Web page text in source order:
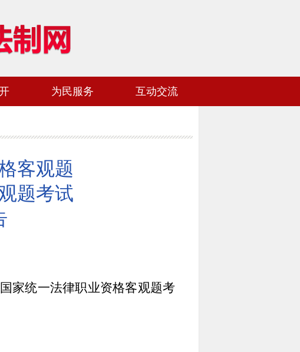
网站地图 加入收藏
为民服务 互动交流
客观题
题考试
家统一法律职业资格客观题考